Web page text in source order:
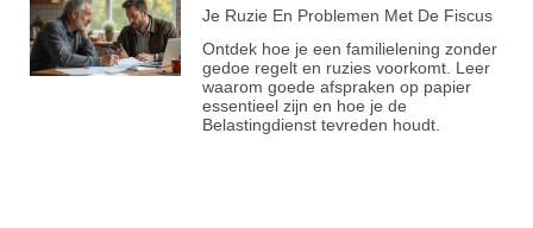
Je Ruzie En Problemen Met De Fiscus
Ontdek hoe je een familielening zonder
gedoe regelt en ruzies voorkomt. Leer
waarom goede afspraken op papier
essentieel zijn en hoe je de
Belastingdienst tevreden houdt.